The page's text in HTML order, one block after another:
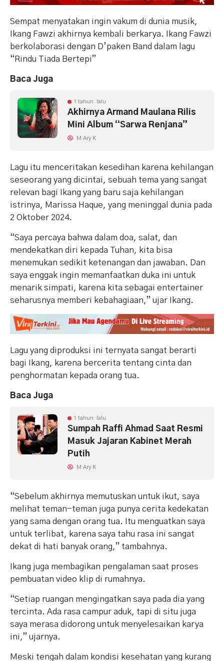
Sempat menyatakan ingin vakum di dunia musik,
Ikang Fawzi akhirnya kembali berkarya. Ikang Fawzi
berkolaborasi dengan D’paken Band dalam lagu
“Rindu Tiada Bertepi”
Baca Juga
1 tahun lalu
Akhirnya Armand Maulana Rilis
Mini Album “Sarwa Renjana”
M Ary K
Lagu itu menceritakan kesedihan karena kehilangan
seseorang yang dicintai, sebuah tema yang sangat
relevan bagi Ikang yang baru saja kehilangan
istrinya, Marissa Haque, yang meninggal dunia pada
2 Oktober 2024.
“Saya percaya bahwa dalam doa, salat, dan
mendekatkan diri kepada Tuhan, kita bisa
menemukan sedikit ketenangan dan jawaban. Dan
saya enggak ingin memanfaatkan duka ini untuk
menarik simpati, karena kita sebagai entertainer
seharusnya memberi kebahagiaan,” ujar Ikang.
Lagu yang diproduksi ini ternyata sangat berarti
bagi Ikang, karena bercerita tentang cinta dan
penghormatan kepada orang tua.
Baca Juga
1 tahun lalu
Sumpah Raffi Ahmad Saat Resmi
Masuk Jajaran Kabinet Merah
Putih
M Ary K
“Sebelum akhirnya memutuskan untuk ikut, saya
melihat teman-teman juga punya cerita kedekatan
yang sama dengan orang tua. Itu menguatkan saya
untuk terlibat, karena saya tahu rasa ini sangat
dekat di hati banyak orang,” tambahnya.
Ikang juga membagikan pengalaman saat proses
pembuatan video klip di rumahnya.
“Setiap ruangan mengingatkan saya pada dia yang
tercinta. Ada rasa campur aduk, tapi di situ juga
saya merasa didorong untuk menyelesaikan karya
ini,” ujarnya.
Meski tengah dalam kondisi kesehatan yang kurang